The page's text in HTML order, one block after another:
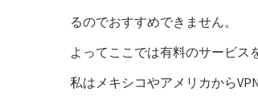
るのでおすすめできません。
よってここでは有料のサービス
私はメキシコやアメリカから